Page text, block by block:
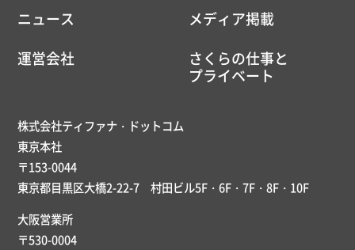
ニュース
メディア掲載
運営会社
さくらの仕事と
プライベート
株式会社ティファナ・ドットコム
東京本社
〒153-0044
東京都目黒区大橋2-22-7 村田ビル5F・6F・7F・8F・10F
大阪営業所
〒530-0004